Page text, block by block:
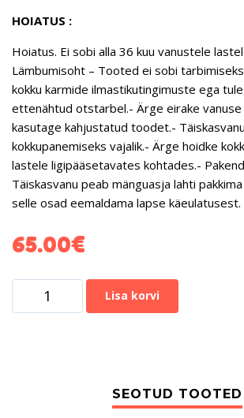
HOIATUS :
Hoiatus. Ei sobi alla 36 kuu vanustele
Lämbumisoht – Tooted ei sobi
kokku karmide ilmastikutingimuste ega
ettenähtud otstarbel.- Ärge eirake
kasutage kahjustatud toodet.-
kokkupanemiseks vajalik.- Ärge hoidke
lastele ligipääsetavates kohtades.-
Täiskasvanu peab mänguasja lahti
selle osad eemaldama lapse käeulatusest.
65.00€
Lisa korvi
SEOTUD TOOTED